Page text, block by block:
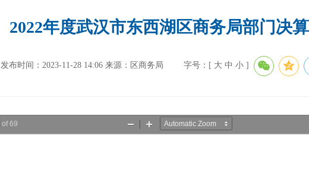
2022年度武汉市东西湖区商务局部门决
发布时间：2023-11-28 14:06 来源：区商务局 字号：[ 大 中 小 ]